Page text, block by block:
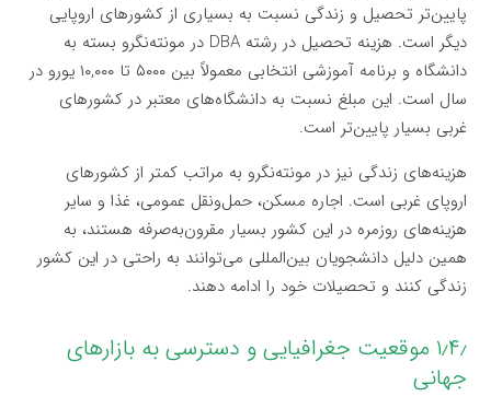
پایین‌تر تحصیل و زندگی نسبت به بسیاری از کشورهای اروپایی
دیگر است. هزینه تحصیل در رشته DBA در مونته‌نگرو بسته به
دانشگاه و برنامه آموزشی انتخابی معمولاً بین ۵۰۰۰ تا ۱۰,۰۰۰ یورو در
سال است. این مبلغ نسبت به دانشگاه‌های معتبر در کشورهای
غربی بسیار پایین‌تر است.
هزینه‌های زندگی نیز در مونته‌نگرو به مراتب کمتر از کشورهای
اروپای غربی است. اجاره مسکن، حمل‌ونقل عمومی، غذا و سایر
هزینه‌های روزمره در این کشور بسیار مقرون‌به‌صرفه هستند، به
همین دلیل دانشجویان بین‌المللی می‌توانند به راحتی در این کشور
زندگی کنند و تحصیلات خود را ادامه دهند.
۱٫۴٫ موقعیت جغرافیایی و دسترسی به بازارهای
جهانی